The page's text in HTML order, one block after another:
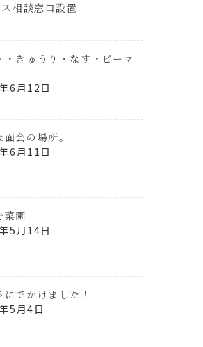
相談窓口設置
・きゅうり・なす・ピーマ
6月12日
会の場所。
6月11日
菜園
5月14日
にでかけました！
5月4日